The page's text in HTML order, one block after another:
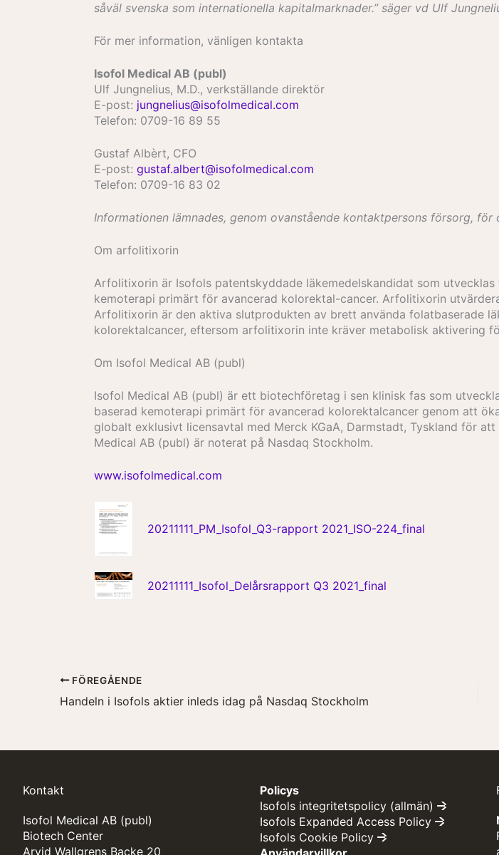
såväl svenska som internationella kapitalmarknader.” säger vd Ulf
För mer information, vänligen kontakta
Isofol Medical AB (publ)
Ulf Jungnelius, M.D., verkställande direktör
E-post: jungnelius@isofolmedical.com
Telefon: 0709-16 89 55
Gustaf Albèrt, CFO
E-post: gustaf.albert@isofolmedical.com
Telefon: 0709-16 83 02
Informationen lämnades, genom ovanstående kontaktpersons försorg,
Om arfolitixorin
Arfolitixorin är Isofols patentskyddade läkemedelskandidat som
kemoterapi primärt för avancerad kolorektal-cancer. Arfolitixorin
Arfolitixorin är den aktiva slutprodukten av brett använda folatbaserade
kolorektalcancer, eftersom arfolitixorin inte kräver metabolisk aktivering
Om Isofol Medical AB (publ)
Isofol Medical AB (publ) är ett biotechföretag i sen klinisk fas som
baserad kemoterapi primärt för avancerad kolorektalcancer genom att
globalt exklusivt licensavtal med Merck KGaA, Darmstadt, Tyskland för
Medical AB (publ) är noterat på Nasdaq Stockholm.
www.isofolmedical.com
20211111_PM_Isofol_Q3-rapport 2021_ISO-224_final
20211111_Isofol_Delårsrapport Q3 2021_final
FÖREGÅENDE
Handeln i Isofols aktier inleds idag på Nasdaq Stockholm
Kontakt
Isofol Medical AB (publ)
Biotech Center
Arvid Wallgrens Backe 20
Policys
Isofols integritetspolicy (allmän)
Isofols Expanded Access Policy
Isofols Cookie Policy